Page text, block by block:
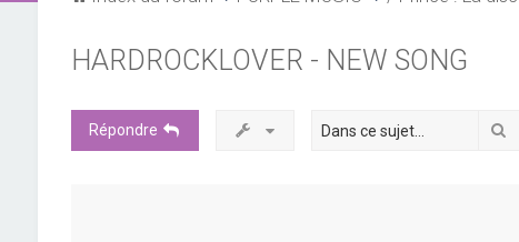
HARDROCKLOVER - NEW SONG
Répondre